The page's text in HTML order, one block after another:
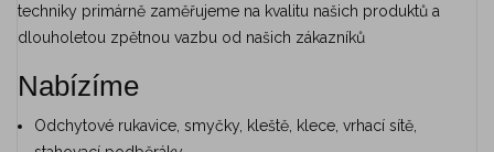
techniky primárně zaměřujeme na kvalitu našich produktů a
dlouholetou zpětnou vazbu od našich zákazníků
Nabízíme
Odchytové rukavice, smyčky, kleště, klece, vrhací sítě,